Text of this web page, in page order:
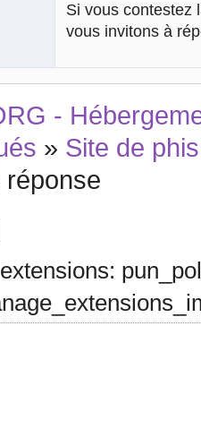
Si vous contestez
vous invitons à
-
» Site de
réponse